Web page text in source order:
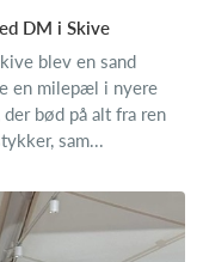
DM i Skive
blev en sand
en milepæl i nyere
bød på alt fra ren
sam...